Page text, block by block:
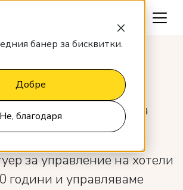
банер за бисквитки.
Добре
Не, благодаря
независима софтуерна
за управление на хотели
години и управляваме